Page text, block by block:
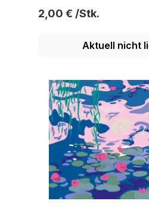
Regulärer Preis:
2,00 €
Aktuell nicht